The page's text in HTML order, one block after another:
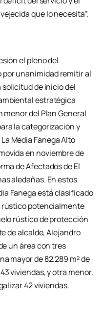
que lo necesita”.
el pleno del
unanimidad remitir al
de inicio del
estratégica
del Plan General
la categorización y
Media Fanega Alto
en noviembre de
de Afectados de El
aledañas. En estos
Fanega está clasificado
rústico potencialmente
rústico de protección
de alcalde, Alejandro
un área con tres
mayor de 82.289 m² de
viviendas, y otra menor,
42 viviendas.